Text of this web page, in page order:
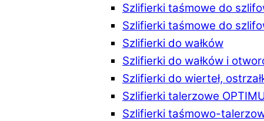
Szlifierki taśmowe do
Szlifierki taśmowe do
Szlifierki do wałków
Szlifierki do wałków i
Szlifierki do wierteł,
Szlifierki talerzowe
Szlifierki taśmowo-